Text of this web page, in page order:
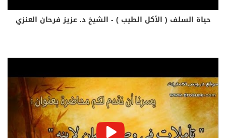
حياة السلف ( الأكل الطيب ) - الشيخ د. عزيز فرحان العنزي